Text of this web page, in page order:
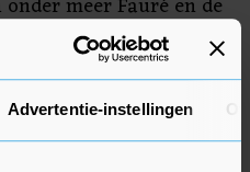
Advertentie-instellingen
Borne.Sinds
Lise aan het
(Codarts), waar
volgt met daarnaast